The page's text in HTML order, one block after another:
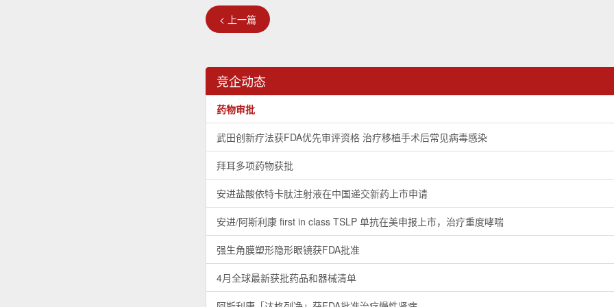
< 上一篇
竞企动态
药物审批
武田创新疗法获FDA优先审评资格 治疗移植手术后常见病毒感染
拜耳多项药物获批
安进盐酸依特卡肽注射液在中国递交新药上市申请
安进/阿斯利康 first in class TSLP 单抗在美申报上市，治疗重度哮喘
强生角膜塑形隐形眼镜获FDA批准
4月全球最新获批药品和器械清单